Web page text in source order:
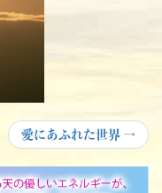
Next
post:
愛にあふれた世界 →